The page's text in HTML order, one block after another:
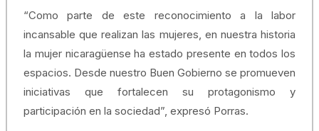
“Como parte de este reconocimiento a la labor
incansable que realizan las mujeres, en nuestra historia
la mujer nicaragüense ha estado presente en todos los
espacios. Desde nuestro Buen Gobierno se promueven
iniciativas que fortalecen su protagonismo y
participación en la sociedad”, expresó Porras.